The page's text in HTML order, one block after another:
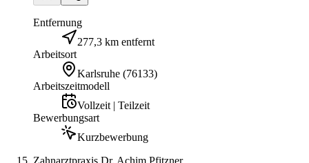
Entfernung
277,3 km entfernt
Arbeitsort
Karlsruhe (76133)
Arbeitszeitmodell
Vollzeit | Teilzeit
Bewerbungsart
Kurzbewerbung